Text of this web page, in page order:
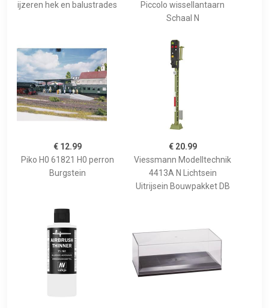
ijzeren hek en balustrades
Piccolo wissellantaarn
Schaal N
€ 12.99
Piko H0 61821 H0 perron
Burgstein
€ 20.99
Viessmann Modelltechnik
4413A N Lichtsein
Uitrijsein Bouwpakket DB